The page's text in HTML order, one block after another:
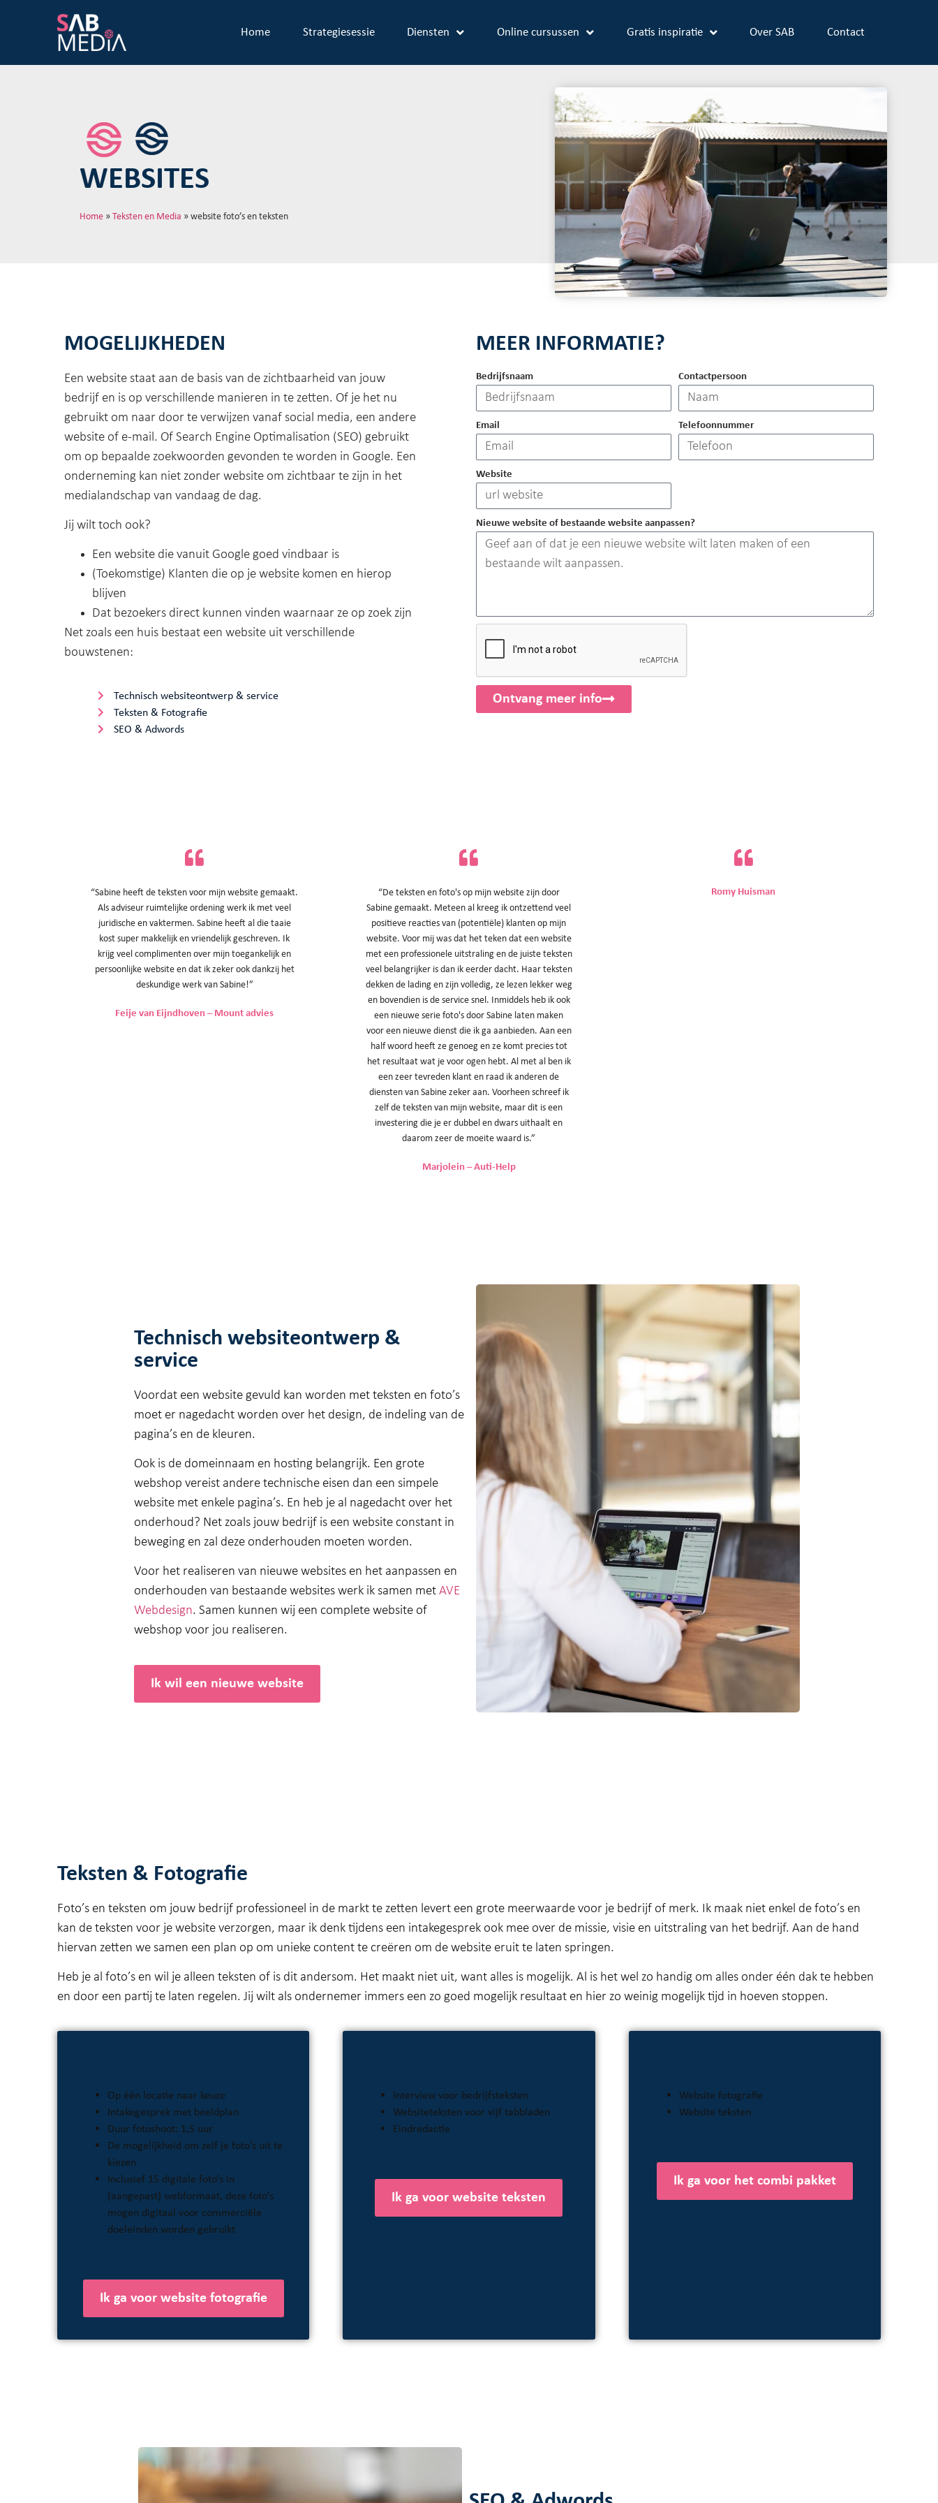
Home Strategiesessie Diensten Online cursussen Gratis inspiratie Over SAB Contact
WEBSITES
Home »Teksten en Media »website foto’s en teksten
MOGELIJKHEDEN
Een website staat aan de basis van de zichtbaarheid van jouw
bedrijf en is op verschillende manieren in te zetten. Of je het nu
gebruikt om naar door te verwijzen vanaf social media, een andere
website of e-mail. Of Search Engine Optimalisation (SEO) gebruikt
om op bepaalde zoekwoorden gevonden te worden in Google. Een
onderneming kan niet zonder website om zichtbaar te zijn in het
medialandschap van vandaag de dag.
Jij wilt toch ook?
Een website die vanuit Google goed vindbaar is
(Toekomstige) Klanten die op je website komen en hierop
blijven
Dat bezoekers direct kunnen vinden waarnaar ze op zoek zijn
Net zoals een huis bestaat een website uit verschillende
bouwstenen:
Technisch websiteontwerp & service
Teksten & Fotografie
SEO & Adwords
MEER INFORMATIE?
Bedrijfsnaam Contactpersoon
Email Telefoonnummer
Website
Nieuwe website of bestaande website aanpassen?
Ontvang meer info
“Sabine heeft de teksten voor mijn website gemaakt.
Als adviseur ruimtelijke ordening werk ik met veel
juridische en vaktermen. Sabine heeft al die taaie
kost super makkelijk en vriendelijk geschreven. Ik
krijg veel complimenten over mijn toegankelijk en
persoonlijke website en dat ik zeker ook dankzij het
deskundige werk van Sabine!”
Feije van Eijndhoven – Mount advies
“De teksten en foto's op mijn website zijn door
Sabine gemaakt. Meteen al kreeg ik ontzettend veel
positieve reacties van (potentiële) klanten op mijn
website. Voor mij was dat het teken dat een website
met een professionele uitstraling en de juiste teksten
veel belangrijker is dan ik eerder dacht. Haar teksten
dekken de lading en zijn volledig, ze lezen lekker weg
en bovendien is de service snel. Inmiddels heb ik ook
een nieuwe serie foto's door Sabine laten maken
voor een nieuwe dienst die ik ga aanbieden. Aan een
half woord heeft ze genoeg en ze komt precies tot
het resultaat wat je voor ogen hebt. Al met al ben ik
een zeer tevreden klant en raad ik anderen de
diensten van Sabine zeker aan. Voorheen schreef ik
zelf de teksten van mijn website, maar dit is een
investering die je er dubbel en dwars uithaalt en
daarom zeer de moeite waard is.”
Marjolein – Auti-Help
Romy Huisman
Technisch websiteontwerp &
service
Voordat een website gevuld kan worden met teksten en foto’s
moet er nagedacht worden over het design, de indeling van de
pagina’s en de kleuren.
Ook is de domeinnaam en hosting belangrijk. Een grote
webshop vereist andere technische eisen dan een simpele
website met enkele pagina’s. En heb je al nagedacht over het
onderhoud? Net zoals jouw bedrijf is een website constant in
beweging en zal deze onderhouden moeten worden.
Voor het realiseren van nieuwe websites en het aanpassen en
onderhouden van bestaande websites werk ik samen met AVE
Webdesign. Samen kunnen wij een complete website of
webshop voor jou realiseren.
Ik wil een nieuwe website
Teksten & Fotografie
Foto’s en teksten om jouw bedrijf professioneel in de markt te zetten levert een grote meerwaarde voor je bedrijf of merk. Ik maak niet enkel de foto’s en
kan de teksten voor je website verzorgen, maar ik denk tijdens een intakegesprek ook mee over de missie, visie en uitstraling van het bedrijf. Aan de hand
hiervan zetten we samen een plan op om unieke content te creëren om de website eruit te laten springen.
Heb je al foto’s en wil je alleen teksten of is dit andersom. Het maakt niet uit, want alles is mogelijk. Al is het wel zo handig om alles onder één dak te hebben
en door een partij te laten regelen. Jij wilt als ondernemer immers een zo goed mogelijk resultaat en hier zo weinig mogelijk tijd in hoeven stoppen.
Op één locatie naar keuze
Intakegesprek met beeldplan
Duur fotoshoot: 1,5 uur
De mogelijkheid om zelf je foto’s uit te
kiezen
Inclusief 15 digitale foto’s in
(aangepast) webformaat, deze foto’s
mogen digitaal voor commerciële
doeleinden worden gebruikt
Ik ga voor website fotografie
Interview voor bedrijfsteksten
Websiteteksten voor vijf tabbladen
Eindredactie
Ik ga voor website teksten
Website fotografie
Website teksten
Ik ga voor het combi pakket